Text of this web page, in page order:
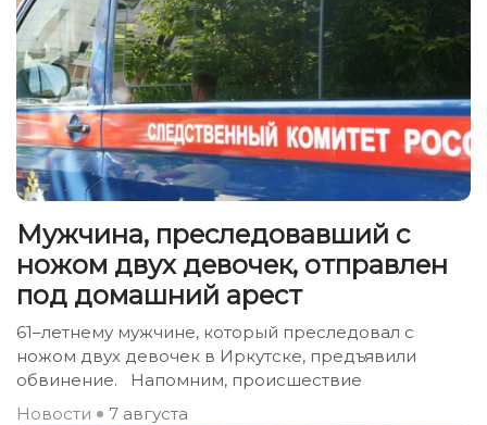
Мужчина, преследовавший с
ножом двух девочек, отправлен
под домашний арест
61–летнему мужчине, который преследовал с
ножом двух девочек в Иркутске, предъявили
обвинение. Напомним, происшествие
Новости
7 августа